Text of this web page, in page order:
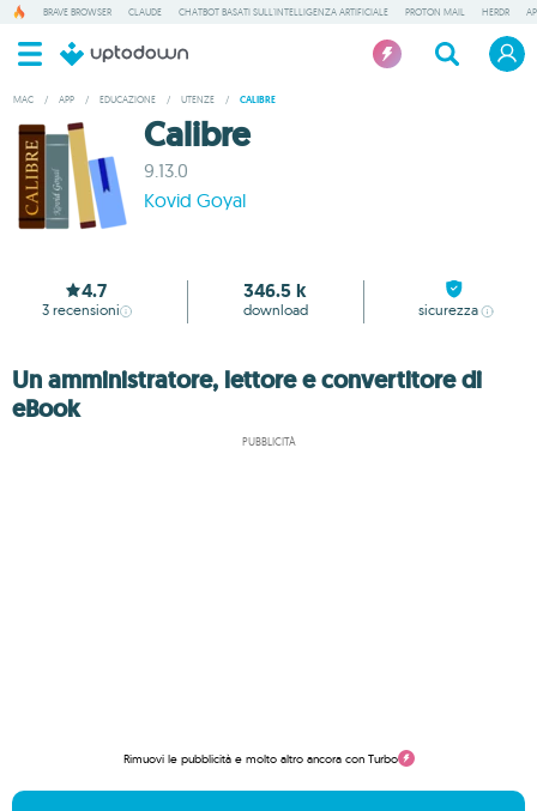
BRAVE BROWSER CLAUDE CHATBOT BASATI SULL'INTELLIGENZA ARTIFICIALE PROTON MAIL HERDR
MAC / APP / EDUCAZIONE / UTENZE / CALIBRE
Calibre
9.13.0
Kovid Goyal
4.7
3 recensioni
346.5 k
download sicurezza
Un amministratore, lettore e convertitore di
eBook
PUBBLICITÀ
Rimuovi le pubblicità e molto altro ancora con Turbo